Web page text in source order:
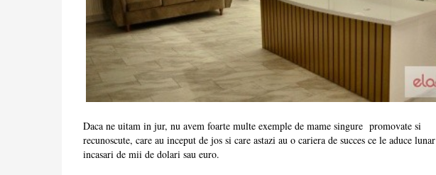
Daca ne uitam in jur, nu avem foarte multe exemple de mame singure promovate si
recunoscute, care au inceput de jos si care astazi au o cariera de succes ce le aduce lunar
incasari de mii de dolari sau euro.